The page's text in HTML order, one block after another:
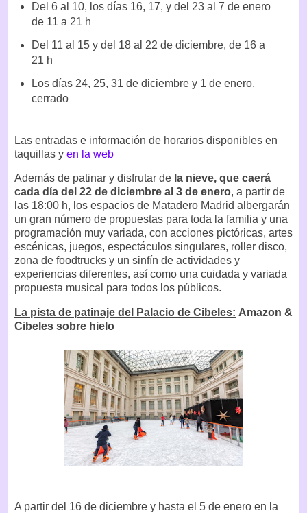
Del 6 al 10, los días 16, 17, y del 23 al 7 de enero
de 11 a 21 h
Del 11 al 15 y del 18 al 22 de diciembre, de 16 a
21 h
Los días 24, 25, 31 de diciembre y 1 de enero,
cerrado
Las entradas e información de horarios disponibles en
taquillas y en la web
Además de patinar y disfrutar de la nieve, que caerá
cada día del 22 de diciembre al 3 de enero, a partir de
las 18:00 h, los espacios de Matadero Madrid albergarán
un gran número de propuestas para toda la familia y una
programación muy variada, con acciones pictóricas, artes
escénicas, juegos, espectáculos singulares, roller disco,
zona de foodtrucks y un sinfín de actividades y
experiencias diferentes, así como una cuidada y variada
propuesta musical para todos los públicos.
La pista de patinaje del Palacio de Cibeles: Amazon &
Cibeles sobre hielo
A partir del 16 de diciembre y hasta el 5 de enero en la